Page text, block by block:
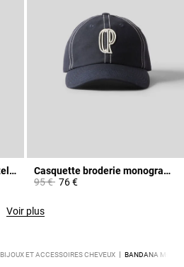
Bracelet chaîne coeurs martelés
Casquette broderie monogramme CP
Prix réduit à partir de
95 €à76 €
Voir plus
BIJOUX ET ACCESSOIRES CHEVEUX BANDANA